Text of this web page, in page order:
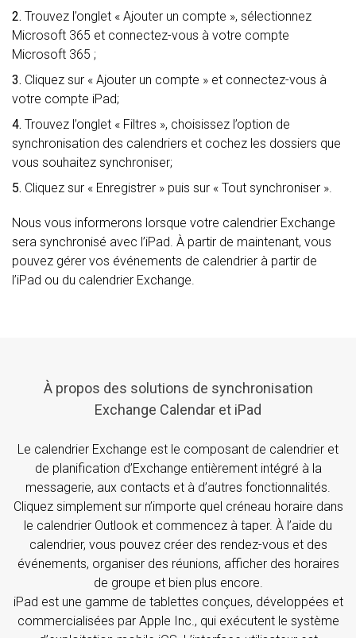
2. Trouvez l’onglet « Ajouter un compte », sélectionnez
Microsoft 365 et connectez-vous à votre compte
Microsoft 365 ;
3. Cliquez sur « Ajouter un compte » et connectez-vous à
votre compte iPad;
4. Trouvez l’onglet « Filtres », choisissez l’option de
synchronisation des calendriers et cochez les dossiers que
vous souhaitez synchroniser;
5. Cliquez sur « Enregistrer » puis sur « Tout synchroniser ».
Nous vous informerons lorsque votre calendrier Exchange
sera synchronisé avec l’iPad. À partir de maintenant, vous
pouvez gérer vos événements de calendrier à partir de
l’iPad ou du calendrier Exchange.
À propos des solutions de synchronisation
Exchange Calendar et iPad
Le calendrier Exchange est le composant de calendrier et
de planification d’Exchange entièrement intégré à la
messagerie, aux contacts et à d’autres fonctionnalités.
Cliquez simplement sur n’importe quel créneau horaire dans
le calendrier Outlook et commencez à taper. À l’aide du
calendrier, vous pouvez créer des rendez-vous et des
événements, organiser des réunions, afficher des horaires
de groupe et bien plus encore.
iPad est une gamme de tablettes conçues, développées et
commercialisées par Apple Inc., qui exécutent le système